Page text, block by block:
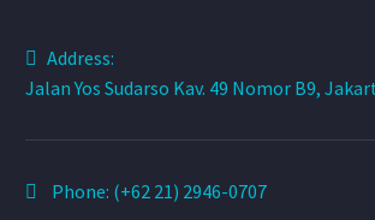
Address:
Jalan Yos Sudarso Kav. 49 Nomor B9,
Phone: (+62 21) 2946-0707